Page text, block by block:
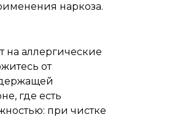
наркоза.
на аллергические
от
где есть
при чистке